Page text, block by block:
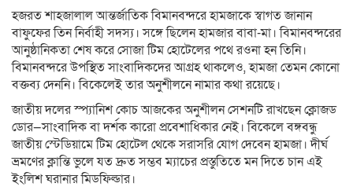
হজরত শাহজালাল আন্তর্জাতিক বিমানবন্দরে হামজাকে স্বাগত জানান
বাফুফের তিন নির্বাহী সদস্য। সঙ্গে ছিলেন হামজার বাবা-মা। বিমানবন্দরের
আনুষ্ঠানিকতা শেষ করে সোজা টিম হোটেলের পথে রওনা হন তিনি।
বিমানবন্দরে উপস্থিত সাংবাদিকদের আগ্রহ থাকলেও, হামজা তেমন কোনো
বক্তব্য দেননি। বিকেলেই তার অনুশীলনে নামার কথা রয়েছে।
জাতীয় দলের স্প্যানিশ কোচ আজকের অনুশীলন সেশনটি রাখছেন ক্লোজড
ডোর—সাংবাদিক বা দর্শক কারো প্রবেশাধিকার নেই। বিকেলে বঙ্গবন্ধু
জাতীয় স্টেডিয়ামে টিম হোটেল থেকে সরাসরি যোগ দেবেন হামজা। দীর্ঘ
ভ্রমণের ক্লান্তি ভুলে যত দ্রুত সম্ভব ম্যাচের প্রস্তুতিতে মন দিতে চান এই
ইংলিশ ঘরানার মিডফিল্ডার।